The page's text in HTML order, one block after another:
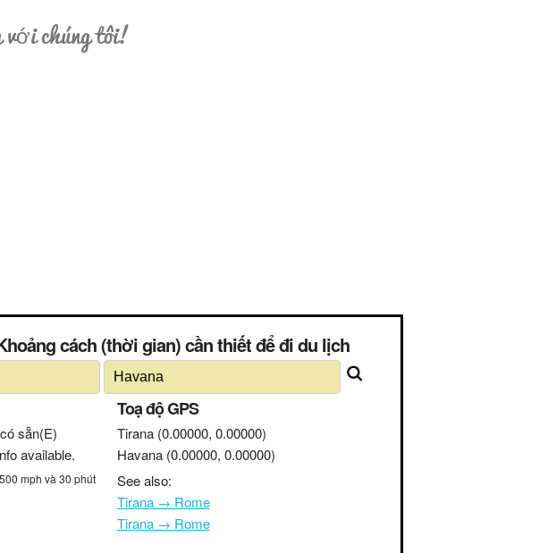
với chúng tôi!
cách (thời gian) cần thiết để đi du lịch
sẵn(E)
available.
mph và 30 phút
Toạ độ GPS
Tirana (0.00000, 0.00000)
Havana (0.00000, 0.00000)
See also:
Tirana → Rome
Tirana → Rome